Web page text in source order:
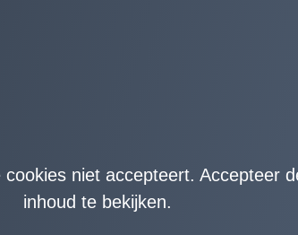
niet accepteert. Accepteer
inhoud te bekijken.